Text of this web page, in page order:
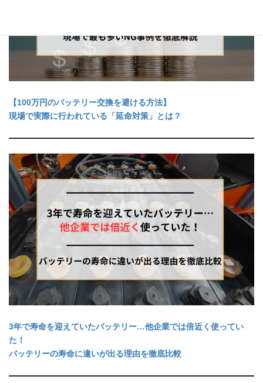
【100万円のバッテリー交換を避ける方法】
現場で実際に行われている「延命対策」とは？
3年で寿命を迎えていたバッテリー…他企業では倍近く使ってい
た！
バッテリーの寿命に違いが出る理由を徹底比較